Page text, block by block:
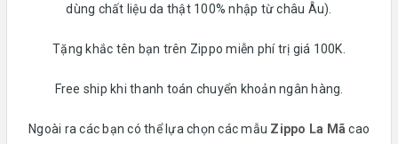
dùng chất liệu da thật 100% nhập từ châu Âu).
Tặng khắc tên bạn trên Zippo miễn phí trị giá 100K.
Free ship khi thanh toán chuyển khoản ngân hàng.
Ngoài ra các bạn có thể lựa chọn các mẫu Zippo La Mã cao